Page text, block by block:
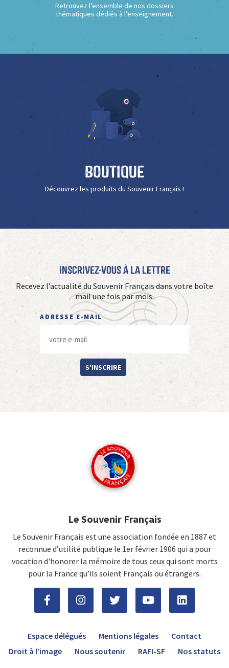
Retrouvez l’ensemble de nos dossiers
thématiques dédiés à l’enseignement.
Boutique
Découvrez les produits du Souvenir Français !
Inscrivez-vous à La Lettre
Recevez l’actualité du Souvenir Français dans votre boîte
mail une fois par mois.
ADRESSE E-MAIL
S'INSCRIRE
Le Souvenir Français
Le Souvenir Français est une association fondée en 1887 et
reconnue d’utilité publique le 1er février 1906 qui a pour
vocation d'honorer la mémoire de tous ceux qui sont morts
pour la France qu’ils soient Français ou étrangers.
Espace délégués Mentions légales
Contact
Droit à l’image
Nous soutenir RAFI-SF Nos statuts